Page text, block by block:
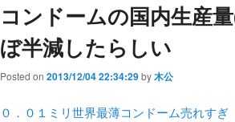
コンドームの国内生産
ぼ半減したらしい
Posted on 2013/12/04 22:34:29by木公
０．０１ミリ世界最薄コンドーム売れす